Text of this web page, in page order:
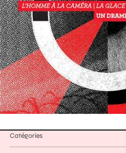
Catégories